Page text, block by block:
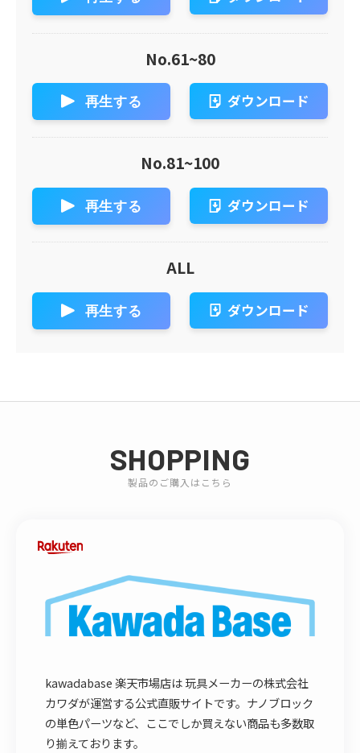
No.61~80
再生する ダウンロード
No.81~100
再生する ダウンロード
ALL
再生する ダウンロード
SHOPPING
製品のご購入はこちら
kawadabase 楽天市場店は 玩具メーカーの株式会社
カワダが運営する公式直販サイトです。ナノブロック
の単色パーツなど、ここでしか買えない商品も多数取
り揃えております。